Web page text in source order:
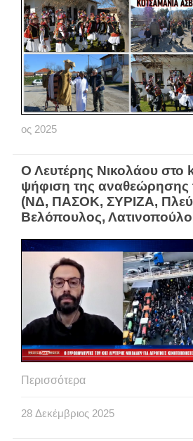
ος 2025
Ο Λευτέρης Νικολάου στο
ψήφιση της
(ΝΔ, ΠΑΣΟΚ, ΣΥΡΙΖΑ,
Βελόπουλος,
Περισσότερα
28 Δεκέμβριος 2025